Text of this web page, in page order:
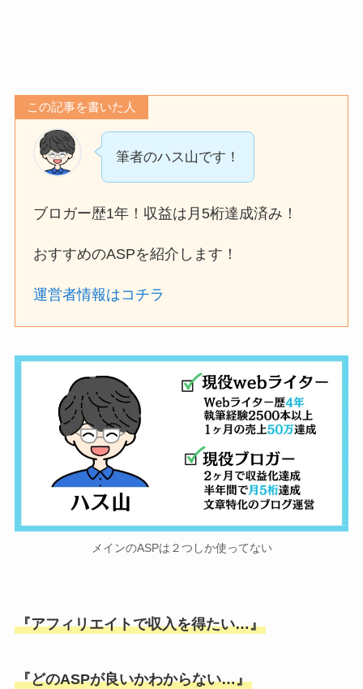
この記事を書いた人
筆者のハス山です！
ブロガー歴1年！収益は月5桁達成済み！
おすすめのASPを紹介します！
運営者情報はコチラ
メインのASPは２つしか使ってない
『アフィリエイトで収入を得たい…』
『どのASPが良いかわからない…』